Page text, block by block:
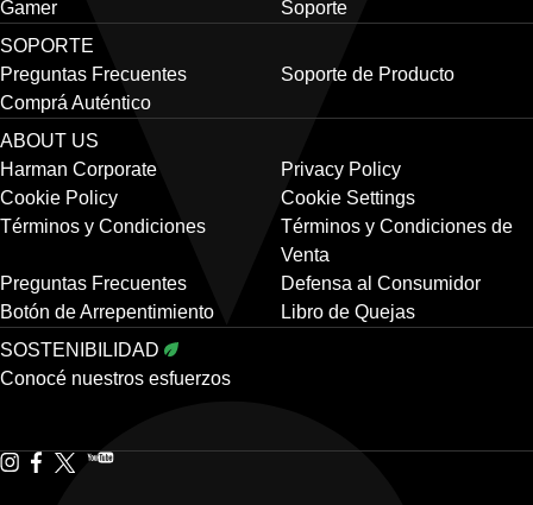
Gamer
Soporte
SOPORTE
Preguntas Frecuentes
Soporte de Producto
Comprá Auténtico
ABOUT US
Harman Corporate
Privacy Policy
Cookie Policy
Cookie Settings
Términos y Condiciones
Términos y Condiciones de
Venta
Preguntas Frecuentes
Defensa al Consumidor
Botón de Arrepentimiento
Libro de Quejas
SOSTENIBILIDAD
Conocé nuestros esfuerzos